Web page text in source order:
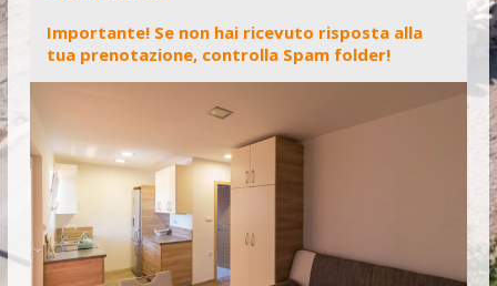
Importante! Se non hai ricevuto risposta alla
tua prenotazione, controlla Spam folder!